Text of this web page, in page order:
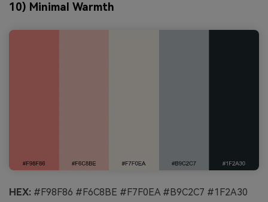
10) Minimal Warmth
HEX: #F98F86 #F6C8BE #F7F0EA #B9C2C7 #1F2A30